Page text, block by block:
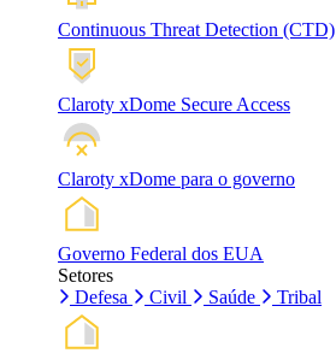
Continuous Threat Detection (CTD)
Claroty xDome Secure Access
Claroty xDome para o governo
Governo Federal dos EUA
Setores
Defesa
Civil Saúde Tribal